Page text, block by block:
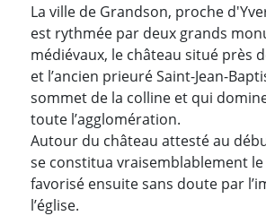
La ville de Grandson, proche
est rythmée par deux grands
médiévaux, le château situé près
et l’ancien prieuré Saint-Jean-
sommet de la colline et qui
toute l’agglomération.
Autour du château attesté au
se constitua vraisemblablement
favorisé ensuite sans doute par
l’église.